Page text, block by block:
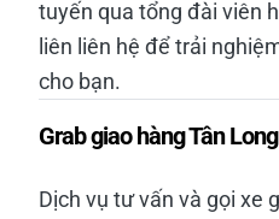
tuyến qua tổng đài viên
liên liên hệ để trải
cho bạn.
Grab giao hàng Tân
Dịch vụ tư vấn và gọi xe